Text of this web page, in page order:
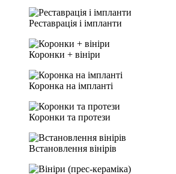
Реставрація і імпланти
Коронки + вініри
Коронка на імпланті
Коронки та протези
Встановлення вінірів